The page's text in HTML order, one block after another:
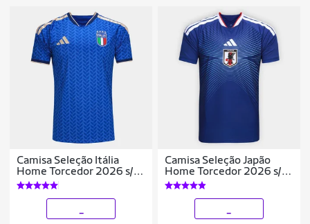
Camisa Seleção Itália
Home Torcedor 2026 s/n
Adidas Masculina
Camisa Seleção Japão
Home Torcedor 2026 s/n
Adidas Masculina